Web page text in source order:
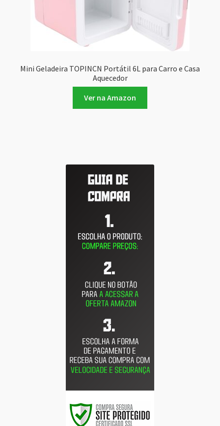
Mini Geladeira TOPINCN Portátil 6L para Carro e Casa
Aquecedor
Ver na Amazon